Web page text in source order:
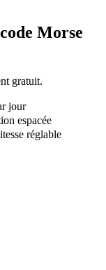
Morse
gratuit.
jour
espacée
réglable